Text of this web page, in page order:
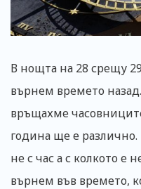
В нощта на 28 срещу
върнем времето
връщахме
година ще е
не с час а с колкото е
върнем във времето,